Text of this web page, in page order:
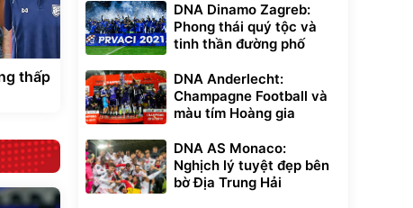
thấp
DNA Dinamo Zagreb:
Phong thái quý tộc và
tinh thần đường phố
DNA Anderlecht:
Champagne Football và
màu tím Hoàng gia
DNA AS Monaco:
Nghịch lý tuyệt đẹp bên
bờ Địa Trung Hải